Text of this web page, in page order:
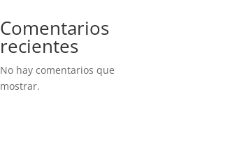
Comentarios
recientes
No hay comentarios que
mostrar.